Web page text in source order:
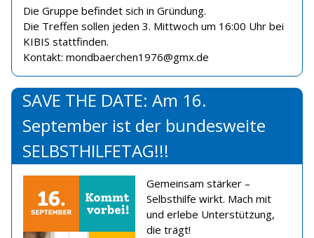
Die Gruppe befindet sich in Gründung.
Die Treffen sollen jeden 3. Mittwoch um 16:00 Uhr bei
KIBIS stattfinden.
Kontakt: mondbaerchen1976@gmx.de
SAVE THE DATE: Am 16.
September ist der bundesweite
SELBSTHILFETAG!!!
Gemeinsam stärker –
Selbsthilfe wirkt. Mach mit
und erlebe Unterstützung,
die trägt!